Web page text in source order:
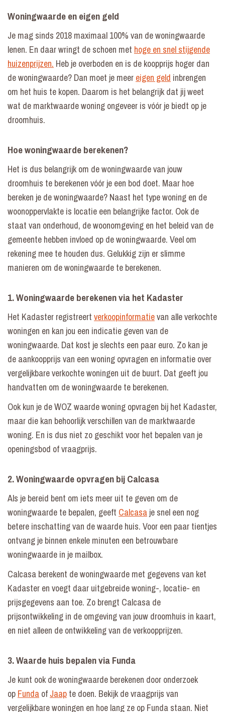
Woningwaarde en eigen geld
Je mag sinds 2018 maximaal 100% van de woningwaarde
lenen. En daar wringt de schoen met hoge en snel stijgende
huizenprijzen. Heb je overboden en is de koopprijs hoger dan
de woningwaarde? Dan moet je meer eigen geld inbrengen
om het huis te kopen. Daarom is het belangrijk dat jij weet
wat de marktwaarde woning ongeveer is vóór je biedt op je
droomhuis.
Hoe woningwaarde berekenen?
Het is dus belangrijk om de woningwaarde van jouw
droomhuis te berekenen vóór je een bod doet. Maar hoe
bereken je de woningwaarde? Naast het type woning en de
woonoppervlakte is locatie een belangrijke factor. Ook de
staat van onderhoud, de woonomgeving en het beleid van de
gemeente hebben invloed op de woningwaarde. Veel om
rekening mee te houden dus. Gelukkig zijn er slimme
manieren om de woningwaarde te berekenen.
1. Woningwaarde berekenen via het Kadaster
Het Kadaster registreert verkoopinformatievan alle verkochte
woningen en kan jou een indicatie geven van de
woningwaarde. Dat kost je slechts een paar euro. Zo kan je
de aankoopprijs van een woning opvragen en informatie over
vergelijkbare verkochte woningen uit de buurt. Dat geeft jou
handvatten om de woningwaarde te berekenen.
Ook kun je de WOZ waarde woning opvragen bij het Kadaster,
maar die kan behoorlijk verschillen van de marktwaarde
woning. En is dus niet zo geschikt voor het bepalen van je
openingsbod of vraagprijs.
2. Woningwaarde opvragen bij Calcasa
Als je bereid bent om iets meer uit te geven om de
woningwaarde te bepalen, geeft Calcasa je snel een nog
betere inschatting van de waarde huis. Voor een paar tientjes
ontvang je binnen enkele minuten een betrouwbare
woningwaarde in je mailbox.
Calcasa berekent de woningwaarde met gegevens van ket
Kadaster en voegt daar uitgebreide woning-, locatie- en
prijsgegevens aan toe. Zo brengt Calcasa de
prijsontwikkeling in de omgeving van jouw droomhuis in kaart,
en niet alleen de ontwikkeling van de verkoopprijzen.
3. Waarde huis bepalen via Funda
Je kunt ook de woningwaarde berekenen door onderzoek
op Funda of Jaap te doen. Bekijk de vraagprijs van
vergelijkbare woningen en hoe lang ze op Funda staan. Niet